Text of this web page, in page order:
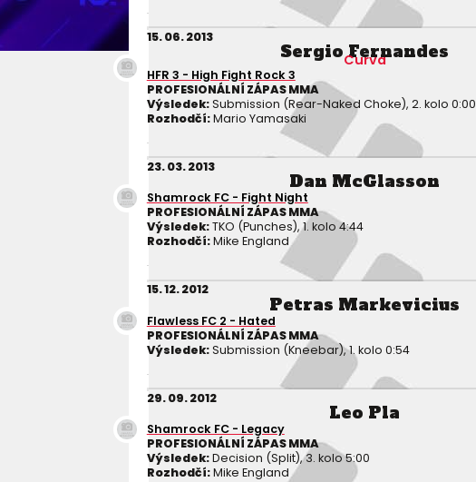
15. 06. 2013
Sergio Fernandes
Curva
HFR 3 - High Fight Rock 3
PROFESIONÁLNÍ ZÁPAS MMA
Výsledek:Submission (Rear-Naked Choke), 2. kolo 0:00
Rozhodčí:Mario Yamasaki
23. 03. 2013
Dan McGlasson
Shamrock FC - Fight Night
PROFESIONÁLNÍ ZÁPAS MMA
Výsledek:TKO (Punches), 1. kolo 4:44
Rozhodčí:Mike England
15. 12. 2012
Petras Markevicius
Flawless FC 2 - Hated
PROFESIONÁLNÍ ZÁPAS MMA
Výsledek:Submission (Kneebar), 1. kolo 0:54
29. 09. 2012
Leo Pla
Shamrock FC - Legacy
PROFESIONÁLNÍ ZÁPAS MMA
Výsledek:Decision (Split), 3. kolo 5:00
Rozhodčí:Mike England